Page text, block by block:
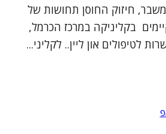
חיזוק החוסן תחושות של
בקליניקה במרכז הכרמל,
לטיפולים און ליין.. לקליני...